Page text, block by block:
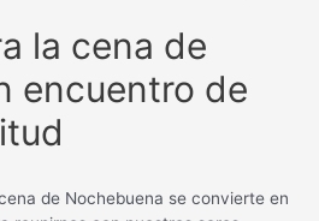
la cena de
encuentro de
de Nochebuena se convierte en